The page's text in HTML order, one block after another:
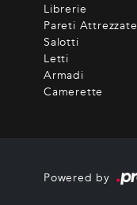
Librerie
Pareti Attrezzate
Salotti
Letti
Armadi
Camerette
Powered by